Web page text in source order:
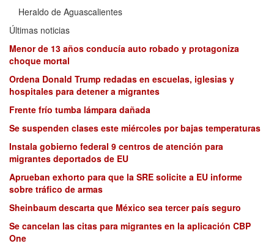
Heraldo de Aguascalientes
Últimas noticias
Menor de 13 años conducía auto robado y protagoniza
choque mortal
Ordena Donald Trump redadas en escuelas, iglesias y
hospitales para detener a migrantes
Frente frío tumba lámpara dañada
Se suspenden clases este miércoles por bajas temperaturas
Instala gobierno federal 9 centros de atención para
migrantes deportados de EU
Aprueban exhorto para que la SRE solicite a EU informe
sobre tráfico de armas
Sheinbaum descarta que México sea tercer país seguro
Se cancelan las citas para migrantes en la aplicación CBP
One